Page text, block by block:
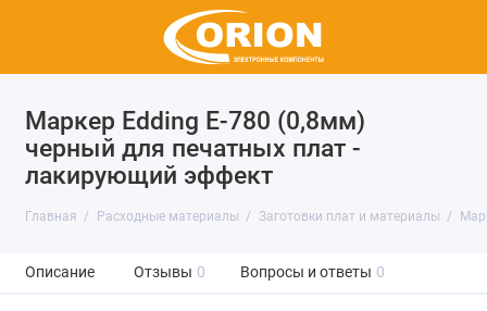
Маркер Edding E-780 (0,8мм)
черный для печатных плат -
лакирующий эффект
Главная Расходные материалы Заготовки плат и материалы
Описание Отзывы 0 Вопросы и ответы 0